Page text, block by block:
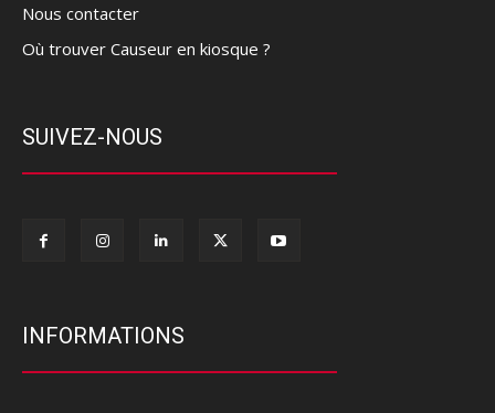
Nous contacter
Où trouver Causeur en kiosque ?
SUIVEZ-NOUS
INFORMATIONS